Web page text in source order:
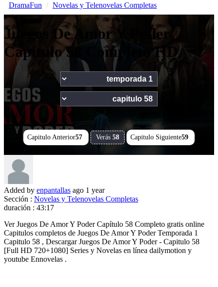
DramaFun Novelas y Telenovelas Completas
Juegos De Amor Y Poder
Capítulo 58 Completo HD
43:17
Capitulo Anterior57 Verás 58 Capitulo Siguiente59
Added by enpantallas ago 1 year
Sección : Novelas y Telenovelas Completas
duración : 43:17
Ver Juegos De Amor Y Poder Capítulo 58 Completo gratis online
Capitulos completos de Juegos De Amor Y Poder Temporada 1
Capitulo 58 , Descargar Juegos De Amor Y Poder - Capitulo 58
[Full HD 720+1080] Series y Novelas en línea dailymotion y
youtube Ennovelas .